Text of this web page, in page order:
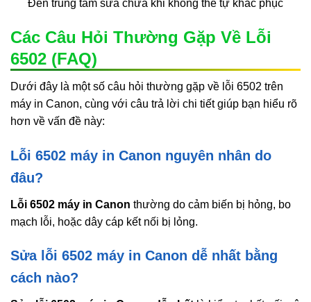
Đến trung tâm sửa chữa khi không thể tự khắc phục
Các Câu Hỏi Thường Gặp Về Lỗi
6502 (FAQ)
Dưới đây là một số câu hỏi thường gặp về lỗi 6502 trên
máy in Canon, cùng với câu trả lời chi tiết giúp bạn hiểu rõ
hơn về vấn đề này:
Lỗi 6502 máy in Canon nguyên nhân do
đâu?
Lỗi 6502 máy in Canon thường do cảm biến bị hỏng, bo
mạch lỗi, hoặc dây cáp kết nối bị lỏng.
Sửa lỗi 6502 máy in Canon dễ nhất bằng
cách nào?